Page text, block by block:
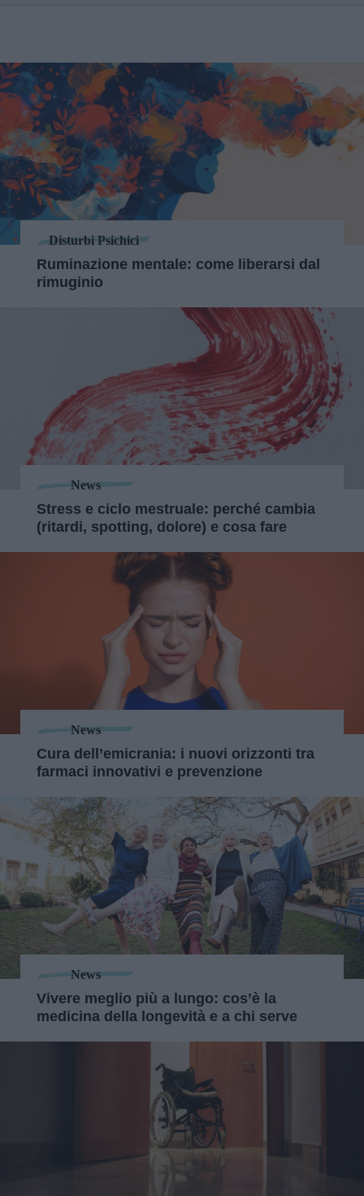
Disturbi Psichici
Ruminazione mentale: come liberarsi dal
rimuginio
News
Stress e ciclo mestruale: perché cambia
(ritardi, spotting, dolore) e cosa fare
News
Cura dell’emicrania: i nuovi orizzonti tra
farmaci innovativi e prevenzione
News
Vivere meglio più a lungo: cos’è la
medicina della longevità e a chi serve